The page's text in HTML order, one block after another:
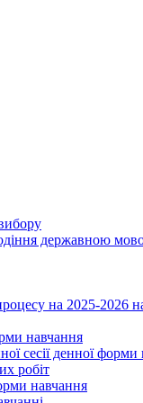
державною
на 2025-2026
навчання
сесії денної
робіт
навчання